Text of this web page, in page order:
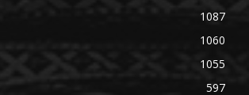
1087
1060
1055
597